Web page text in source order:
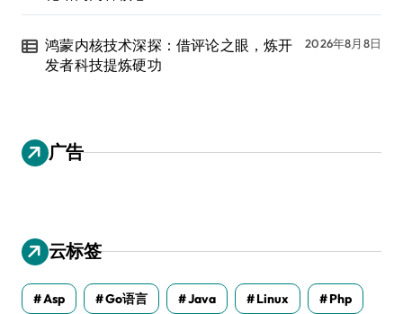
鸿蒙内核技术深探：借评论之眼，炼开
发者科技提炼硬功
2026年8月8日
广告
云标签
Asp Go语言 Java Linux Php